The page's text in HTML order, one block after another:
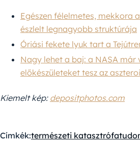
Egészen félelmetes, mekkora
észlelt legnagyobb struktúrája
Óriási fekete lyuk tart a
Nagy lehet a baj: a NASA már
előkészületeket tesz az
Kiemelt kép: depositphotos.com
Címkék:természeti katasztrófa